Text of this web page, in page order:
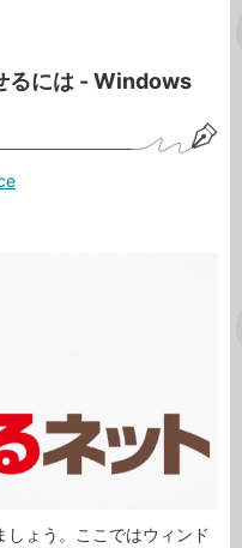
るには - Windows
ょう。ここではウィンド